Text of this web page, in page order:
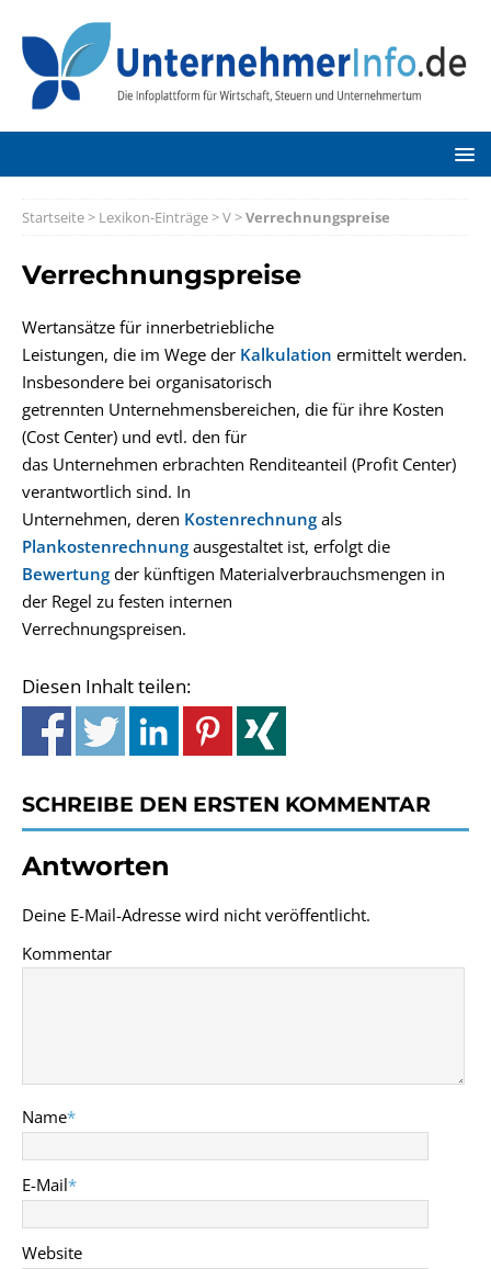
Startseite> Lexikon-Einträge>V>Verrechnungspreise
Verrechnungspreise
Wertansätze für innerbetriebliche
Leistungen, die im Wege der Kalkulation ermittelt werden.
Insbesondere bei organisatorisch
getrennten Unternehmensbereichen, die für ihre Kosten
(Cost Center) und evtl. den für
das Unternehmen erbrachten Renditeanteil (Profit Center)
verantwortlich sind. In
Unternehmen, deren Kostenrechnung als
Plankostenrechnung ausgestaltet ist, erfolgt die
Bewertung der künftigen Materialverbrauchsmengen in
der Regel zu festen internen
Verrechnungspreisen.
Diesen Inhalt teilen:
SCHREIBE DEN ERSTEN KOMMENTAR
Antworten
Deine E-Mail-Adresse wird nicht veröffentlicht.
Kommentar
Name*
E-Mail*
Website